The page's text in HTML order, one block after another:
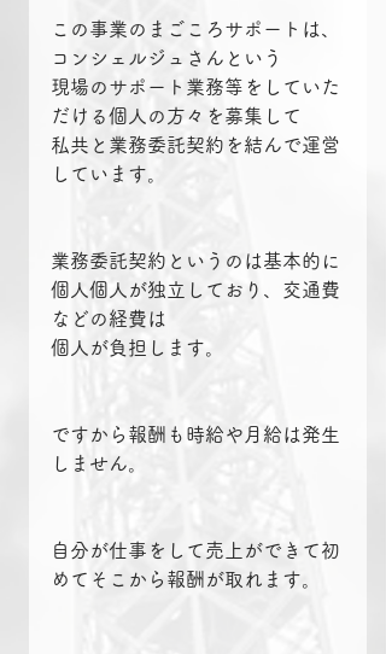
この事業のまごころサポートは、
コンシェルジュさんという
現場のサポート業務等をしていた
だける個人の方々を募集して
私共と業務委託契約を結んで運営
しています。
業務委託契約というのは基本的に
個人個人が独立しており、交通費
などの経費は
個人が負担します。
ですから報酬も時給や月給は発生
しません。
自分が仕事をして売上ができて初
めてそこから報酬が取れます。